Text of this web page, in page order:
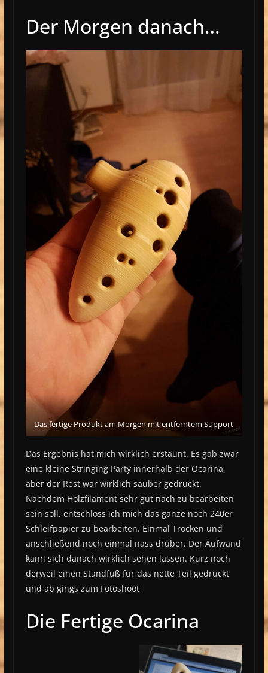
Der Morgen danach…
Das fertige Produkt am Morgen mit entferntem Support
Das Ergebnis hat mich wirklich erstaunt. Es gab zwar
eine kleine Stringing Party innerhalb der Ocarina,
aber der Rest war wirklich sauber gedruckt.
Nachdem Holzfilament sehr gut nach zu bearbeiten
sein soll, entschloss ich mich das ganze noch 240er
Schleifpapier zu bearbeiten. Einmal Trocken und
anschließend noch einmal nass drüber. Der Aufwand
kann sich danach wirklich sehen lassen. Kurz noch
derweil einen Standfuß für das nette Teil gedruckt
und ab gings zum Fotoshoot
Die Fertige Ocarina